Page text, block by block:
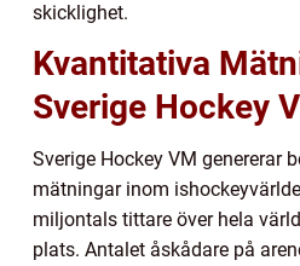
skicklighet.
Kvantitativa
Sverige Hockey
Sverige Hockey VM genererar
mätningar inom
miljontals tittare över hela
plats. Antalet åskådare på